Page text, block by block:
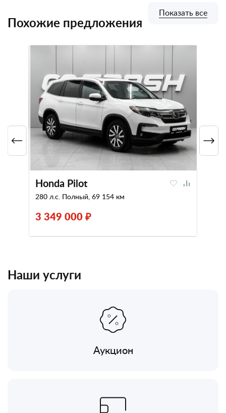
Похожие предложения
Honda Pilot
280 л.с. Полный, 69 154 км
3 349 000 ₽
Показать все
Наши услуги
Аукцион